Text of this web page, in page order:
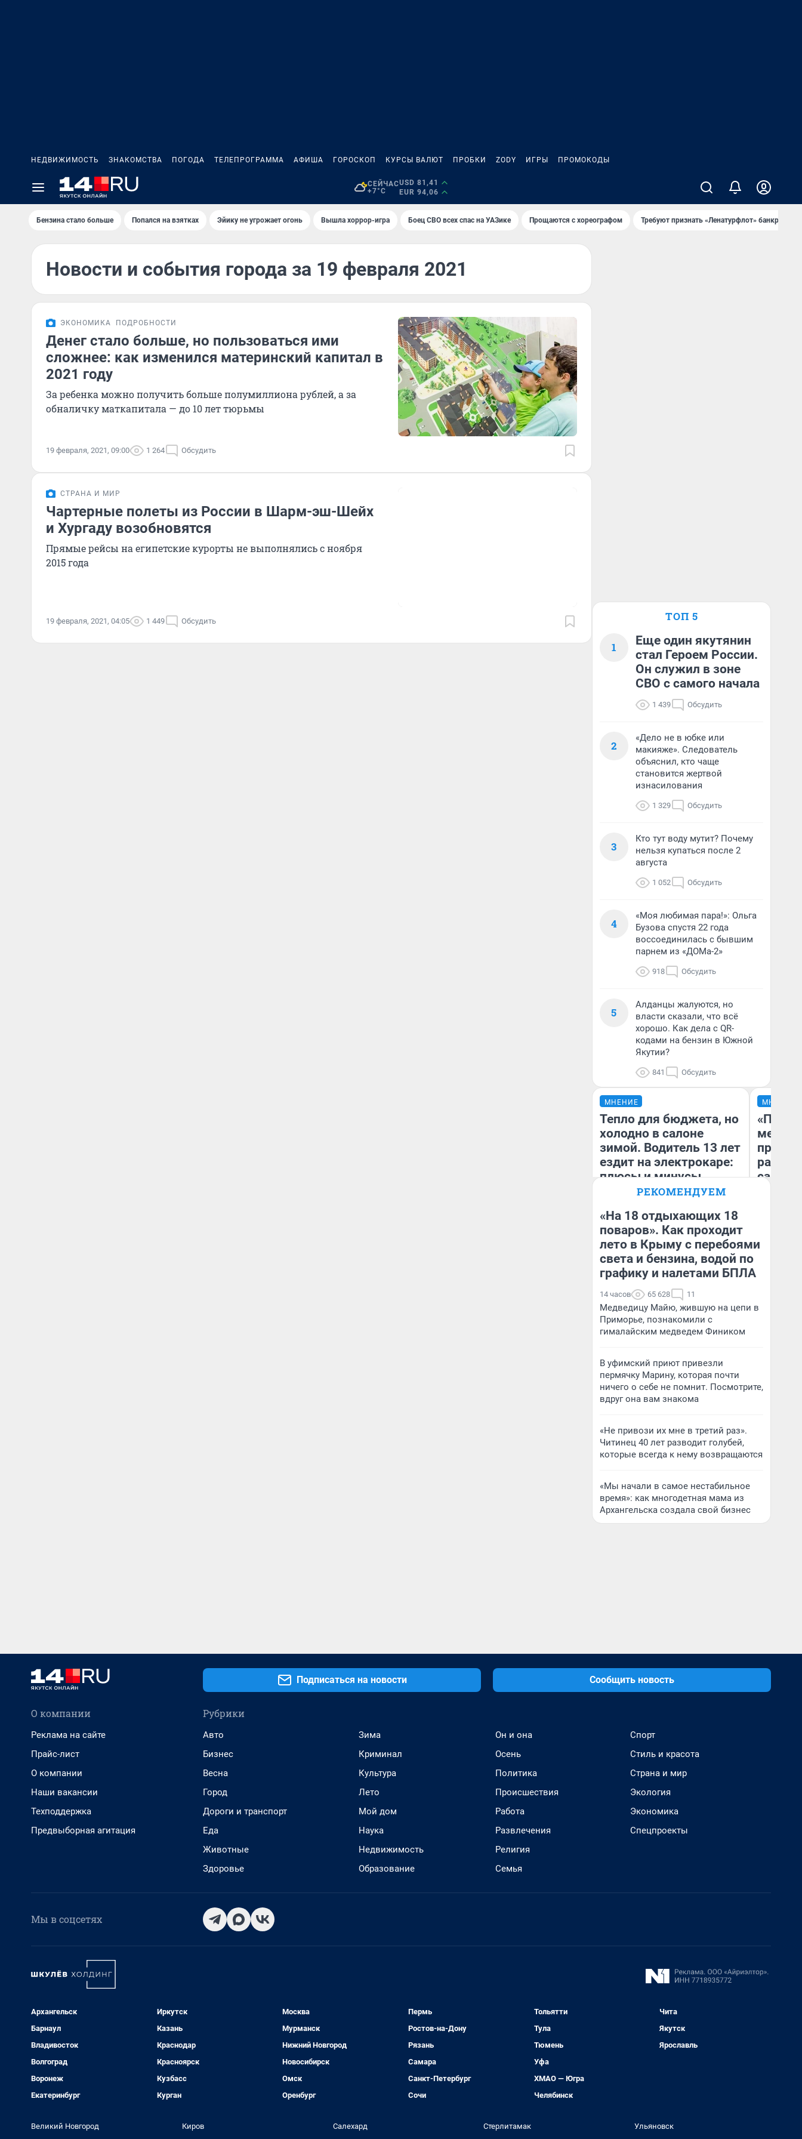
НЕДВИЖИМОСТЬ ЗНАКОМСТВА ПОГОДА ТЕЛЕПРОГРАММА АФИША ГОРОСКОП КУРСЫ ВАЛЮТ ПРОБКИ ZODY ИГРЫ ПРОМОКОДЫ
СЕЙЧАС
+7°C
USD 81,41
EUR 94,06
Бензина стало больше Попался на взятках Эйику не угрожает огонь Вышла хоррор-игра Боец СВО всех спас на УАЗике Прощаются с хореографом Требуют признать «Ленатурфлот» банкротом
Новости и события города за 19 февраля 2021
ЭКОНОМИКА ПОДРОБНОСТИ
Денег стало больше, но пользоваться ими
сложнее: как изменился материнский капитал в
2021 году
За ребенка можно получить больше полумиллиона рублей, а за
обналичку маткапитала — до 10 лет тюрьмы
19 февраля, 2021, 09:00 1 264 Обсудить
СТРАНА И МИР
Чартерные полеты из России в Шарм-эш-Шейх
и Хургаду возобновятся
Прямые рейсы на египетские курорты не выполнялись с ноября
2015 года
19 февраля, 2021, 04:05 1 449 Обсудить ТОП 5
1
Еще один якутянин
стал Героем России.
Он служил в зоне
СВО с самого начала
1 439 Обсудить
2
«Дело не в юбке или
макияже». Следователь
объяснил, кто чаще
становится жертвой
изнасилования
1 329 Обсудить
3
Кто тут воду мутит? Почему
нельзя купаться после 2
августа
1 052 Обсудить
4
«Моя любимая пара!»: Ольга
Бузова спустя 22 года
воссоединилась с бывшим
парнем из «ДОМа-2»
918 Обсудить
5
Алданцы жалуются, но
власти сказали, что всё
хорошо. Как дела с QR-
кодами на бензин в Южной
Якутии?
841 Обсудить
МНЕНИЕ
Тепло для бюджета, но
холодно в салоне
зимой. Водитель 13 лет
ездит на электрокаре:
плюсы и минусы
Денис Дедюхин
МНЕНИЕ
самом
РЕКОМЕНДУЕМ
«На 18 отдыхающих 18
поваров». Как проходит
лето в Крыму с перебоями
света и бензина, водой по
графику и налетами БПЛА
14 часов 65 628 11
Медведицу Майю, жившую на цепи в
Приморье, познакомили с
гималайским медведем Фиником
В уфимский приют привезли
пермячку Марину, которая почти
ничего о себе не помнит. Посмотрите,
вдруг она вам знакома
«Не привози их мне в третий раз».
Читинец 40 лет разводит голубей,
которые всегда к нему возвращаются
«Мы начали в самое нестабильное
время»: как многодетная мама из
Архангельска создала свой бизнес
Подписаться на новости Сообщить новость
О компании
Реклама на сайте
Прайс-лист
О компании
Наши вакансии
Техподдержка
Предвыборная агитация
Рубрики
Авто
Бизнес
Весна
Город
Дороги и транспорт
Еда
Животные
Здоровье
Зима
Криминал
Культура
Лето
Мой дом
Наука
Недвижимость
Образование
Он и она
Осень
Политика
Происшествия
Работа
Развлечения
Религия
Семья
Спорт
Стиль и красота
Страна и мир
Экология
Экономика
Спецпроекты
Мы в соцсетях
Архангельск
Барнаул
Владивосток
Волгоград
Воронеж
Екатеринбург
Иркутск
Казань
Краснодар
Красноярск
Кузбасс
Курган
Москва
Мурманск
Нижний Новгород
Новосибирск
Омск
Оренбург
Пермь
Ростов-на-Дону
Рязань
Самара
Санкт-Петербург
Сочи
Тольятти
Тула
Тюмень
Уфа
ХМАО — Югра
Челябинск
Чита
Якутск
Ярославль
Великий Новгород
Киров
Салехард
Стерлитамак
Ульяновск